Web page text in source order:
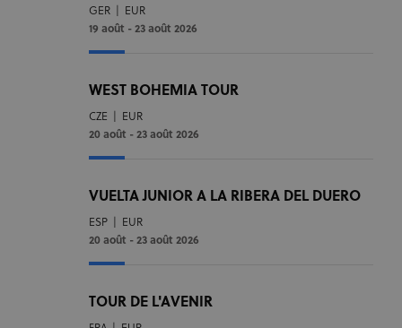
GER
EUR
19 août - 23 août 2026
WEST BOHEMIA TOUR
CZE
EUR
20 août - 23 août 2026
VUELTA JUNIOR A LA RIBERA DEL DUERO
ESP
EUR
20 août - 23 août 2026
TOUR DE L'AVENIR